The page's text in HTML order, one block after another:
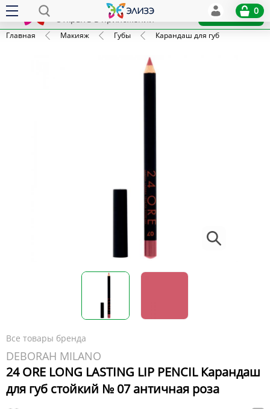
x
Открыть в приложении
Установить
0
Главная Макияж Губы Карандаш для губ
Все товары бренда
DEBORAH MILANO
24 ORE LONG LASTING LIP PENCIL Карандаш
для губ стойкий № 07 античная роза